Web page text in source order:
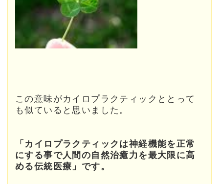
この意味がカイロプラクティックととって
も似ていると思いました。
「カイロプラクティックは神経機能を正常
にする事で人間の自然治癒力を最大限に高
める伝統医療」です。